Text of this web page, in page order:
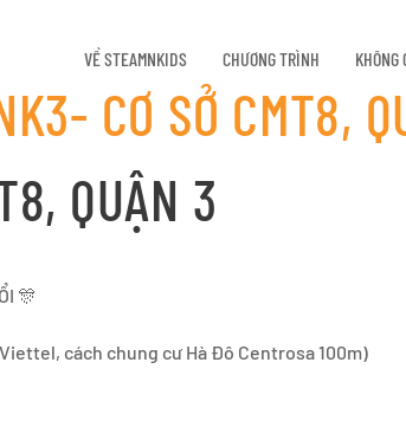
VỀ STEAMNKIDS CHƯƠNG TRÌNH KHÔNG
CƠ SỞ CMT8,
QUẬN 3
🎊
Viettel, cách chung cư Hà Đô Centrosa 100m)